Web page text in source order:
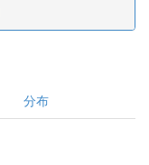
分布